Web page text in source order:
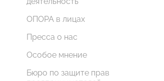
ОПОРА в лицах
Пресса о нас
Особое мнение
Бюро по защите прав